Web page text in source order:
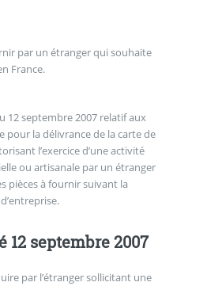
par un étranger qui souhaite
France.
12 septembre 2007 relatif aux
pour la délivrance de la carte de
l’exercice d’une activité
ou artisanale par un étranger
pièces à fournir suivant la
12 septembre 2007
par l’étranger sollicitant une